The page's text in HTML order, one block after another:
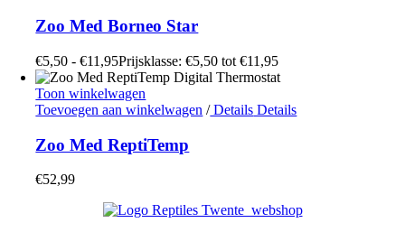
Zoo Med Borneo Star
€5,50 - €11,95Prijsklasse: €5,50 tot €11,95
Toon winkelwagen
Toevoegen aan winkelwagen /Details Details
Zoo Med ReptiTemp
€52,99